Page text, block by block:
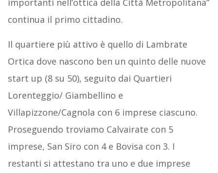
importanti nell’ottica della Città Metropolitana”
continua il primo cittadino.
Il quartiere più attivo è quello di Lambrate
Ortica dove nascono ben un quinto delle nuove
start up (8 su 50), seguito dai Quartieri
Lorenteggio/ Giambellino e
Villapizzone/Cagnola con 6 imprese ciascuno.
Proseguendo troviamo Calvairate con 5
imprese, San Siro con 4 e Bovisa con 3. I
restanti si attestano tra uno e due imprese